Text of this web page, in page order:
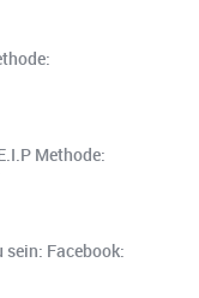
Methode:
Facebook: